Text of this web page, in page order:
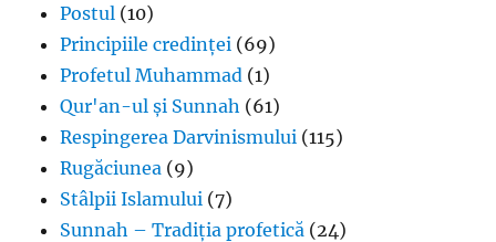
Postul (10)
Principiile credinței (69)
Profetul Muhammad (1)
Qur'an-ul și Sunnah (61)
Respingerea Darvinismului (115)
Rugăciunea (9)
Stâlpii Islamului (7)
Sunnah – Tradiția profetică (24)